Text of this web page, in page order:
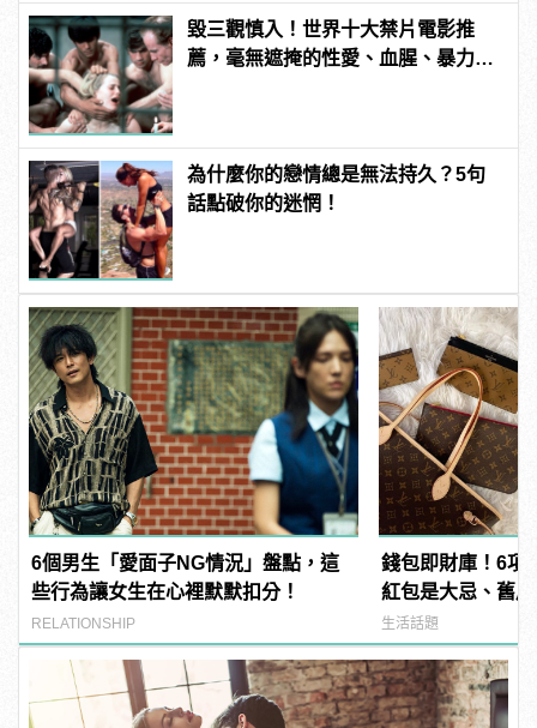
毀三觀慎入！世界十大禁片電影推
薦，毫無遮掩的性愛、血腥、暴力、
為什麼你的戀情總是無法持久？5句
話點破你的迷惘！
6個男生「愛面子NG情況」盤點，這
些行為讓女生在心裡默默扣分！
RELATIONSHIP
錢包即財庫！6項
紅包是大忌、舊
生活話題